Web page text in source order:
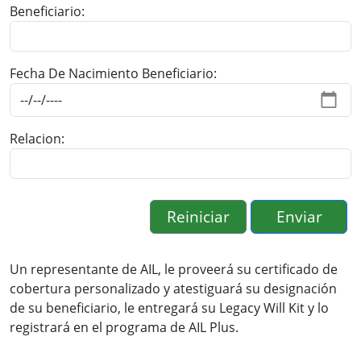
Beneficiario
Fecha De Nacimiento Beneficiario
Relacion
Un representante de AIL, le proveerá su certificado de
cobertura personalizado y atestiguará su designación
de su beneficiario, le entregará su Legacy Will Kit y lo
registrará en el programa de AIL Plus.